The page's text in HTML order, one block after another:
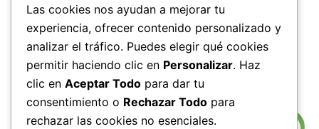
HORARIOS DE RADICACIÓN DE
CORRESPONDENCIA
Lunes a Jueves de 7:30 AM a 11:30 AM y de 2:00 PM a 5:00
PM
Las cookies nos ayudan a mejorar tu
experiencia, ofrecer contenido personalizado y
analizar el tráfico. Puedes elegir qué cookies
permitir haciendo clic en Personalizar. Haz
clic en Aceptar Todo para dar tu
consentimiento o Rechazar Todo para
rechazar las cookies no esenciales.